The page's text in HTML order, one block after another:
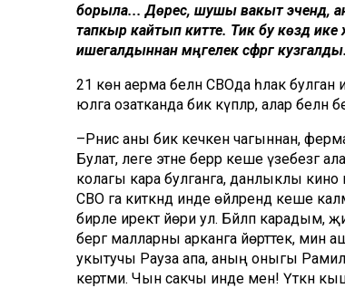
борыла... Дөрес, шушы вакыт эчендә,
тапкыр кайтып китте. Тик бу көздә
ишегалдыннан мәңгелек сәфәргә кузгалды.
21 көн аерма белән СВОда һәлак
юлга озатканда бик күпләр, алар белән
–Рәнис аны бик кечкенә чагыннан,
Булат, әлеге этне берәр кеше
колагы кара булганга, данлыклы
СВО га киткәндә инде өйләрендә кеше
бирле иректә йөри ул. Бәйләп карадым,
бергә малларны арканга йөрттек, мин
укытучы Рауза апа, аның оныгы Рамил
кертми. Чын сакчы инде менә! Үткән